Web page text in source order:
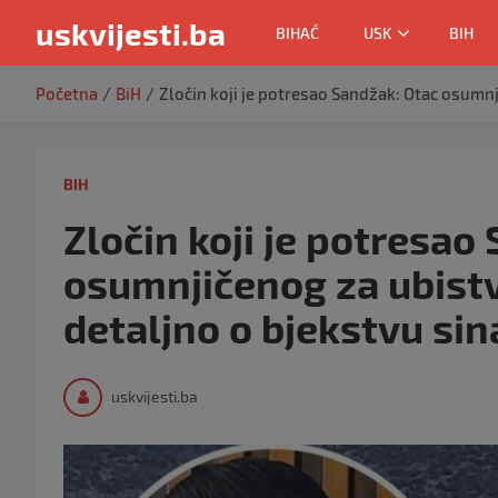
uskvijesti.ba BIHAĆ USK BIH
Početna BiH Zločin koji je potresao Sandžak: Otac
BIH
Zločin koji je potresao
osumnjičenog za
detaljno o bjekstvu
uskvijesti.ba